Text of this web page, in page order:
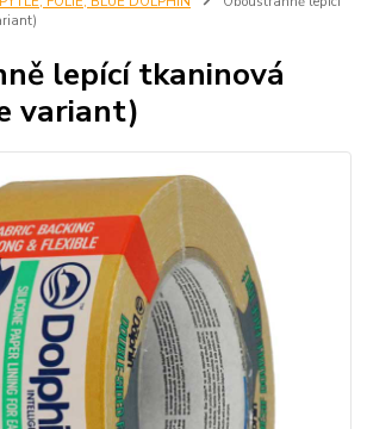
lepící tkaninová
variant)